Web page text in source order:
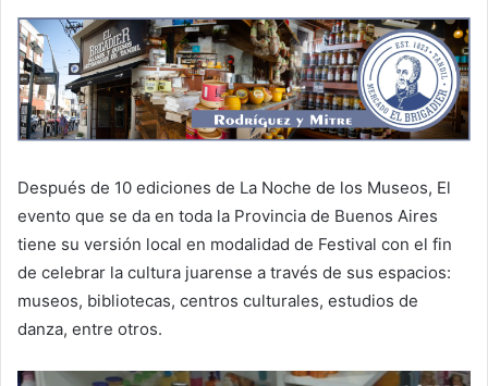
Después de 10 ediciones de La Noche de los Museos, El
evento que se da en toda la Provincia de Buenos Aires
tiene su versión local en modalidad de Festival con el fin
de celebrar la cultura juarense a través de sus espacios:
museos, bibliotecas, centros culturales, estudios de
danza, entre otros.